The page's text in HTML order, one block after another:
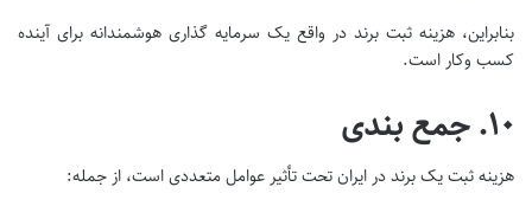
بنابراین، هزینه ثبت برند در واقع یک سرمایه گذاری هوشمندانه برای آینده
کسب وکار است.
۱۰. جمع بندی
هزینه ثبت یک برند در ایران تحت تأثیر عوامل متعددی است، از جمله: